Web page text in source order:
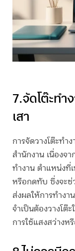
7.จัดโต๊ะทำ
เสา
การจัดวางโต๊ะทำ
สำนักงาน เนื่องจ
ทำงาน ตำแหน่งที่
หรือกดทับ ซึ่งจะช่
ส่งผลให้การทำง
จำเป็นต้องวางโต๊
การใช้แสงสว่างห